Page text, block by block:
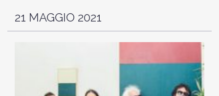
21 MAGGIO 2021